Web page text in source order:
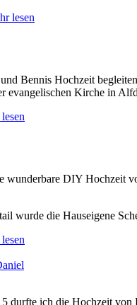
lesen
Bennis Hochzeit
evangelischen Kirche in
wunderbare DIY Hochzeit
wurde die Hauseigene
durfte ich die Hochzeit von